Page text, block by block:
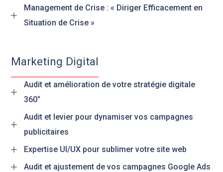
Management de Crise : « Diriger Efficacement en
Situation de Crise »
Marketing Digital
Audit et amélioration de votre stratégie digitale
360°
Audit et levier pour dynamiser vos campagnes
publicitaires
Expertise UI/UX pour sublimer votre site web
Audit et ajustement de vos campagnes Google Ads